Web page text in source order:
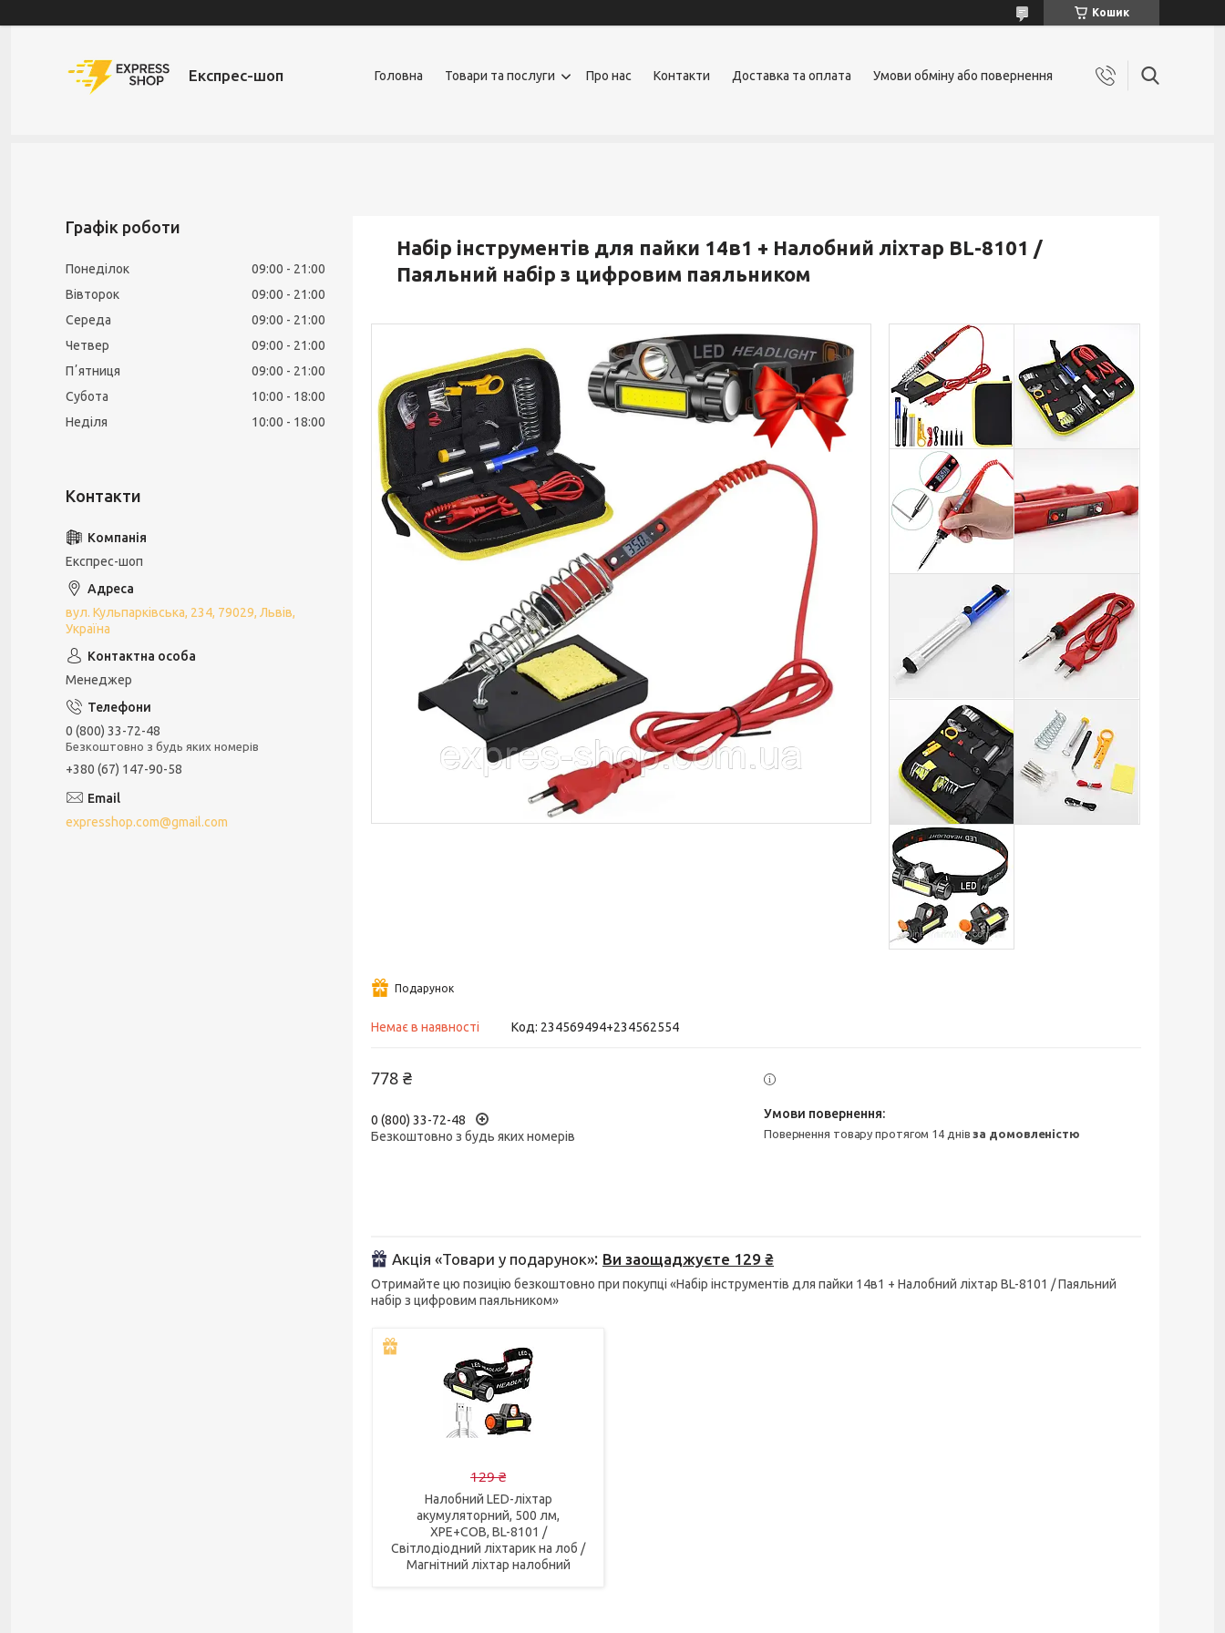
Кошик
Експрес-шоп Головна Товари та послуги Про нас Контакти Доставка та оплата Умови обміну або повернення
Набір інструментів для пайки 14в1 + Налобний ліхтар BL-8101 /
Паяльний набір з цифровим паяльником
Подарунок
Немає в наявності Код: 234569494+234562554
778 ₴
0 (800) 33-72-48
Безкоштовно з будь яких номерів
повернення товару протягом 14 днівза домовленістю
Акція «Товари у подарунок» Ви заощаджуєте 129 ₴
Отримайте цю позицію безкоштовно при покупці «Набір інструментів для пайки 14в1 + Налобний ліхтар BL-8101 / Паяльний
набір з цифровим паяльником»
129 ₴
Налобний LED-ліхтар
акумуляторний, 500 лм,
XPE+COB, BL-8101 /
Світлодіодний ліхтарик на лоб /
Магнітний ліхтар налобний
Графік роботи
Понеділок 09:00
21:00
Вівторок
09:00
21:00
Середа
09:00
21:00
Четвер
09:00
21:00
Пʼятниця
09:00
21:00
Субота
10:00
18:00
Неділя
10:00 18:00
Експрес-шоп
вул. Кульпарківська, 234, 79029, Львів,
Україна
Менеджер
0 (800) 33-72-48
Безкоштовно з будь яких номерів
+380 (67) 147-90-58
expresshop.com@gmail.com